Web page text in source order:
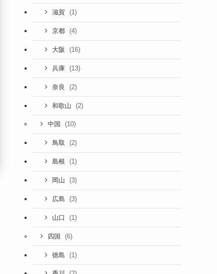
滋賀 (1)
京都 (4)
大阪 (16)
兵庫 (13)
奈良 (2)
和歌山 (2)
中国 (10)
鳥取 (2)
島根 (1)
岡山 (3)
広島 (3)
山口 (1)
四国 (6)
徳島 (1)